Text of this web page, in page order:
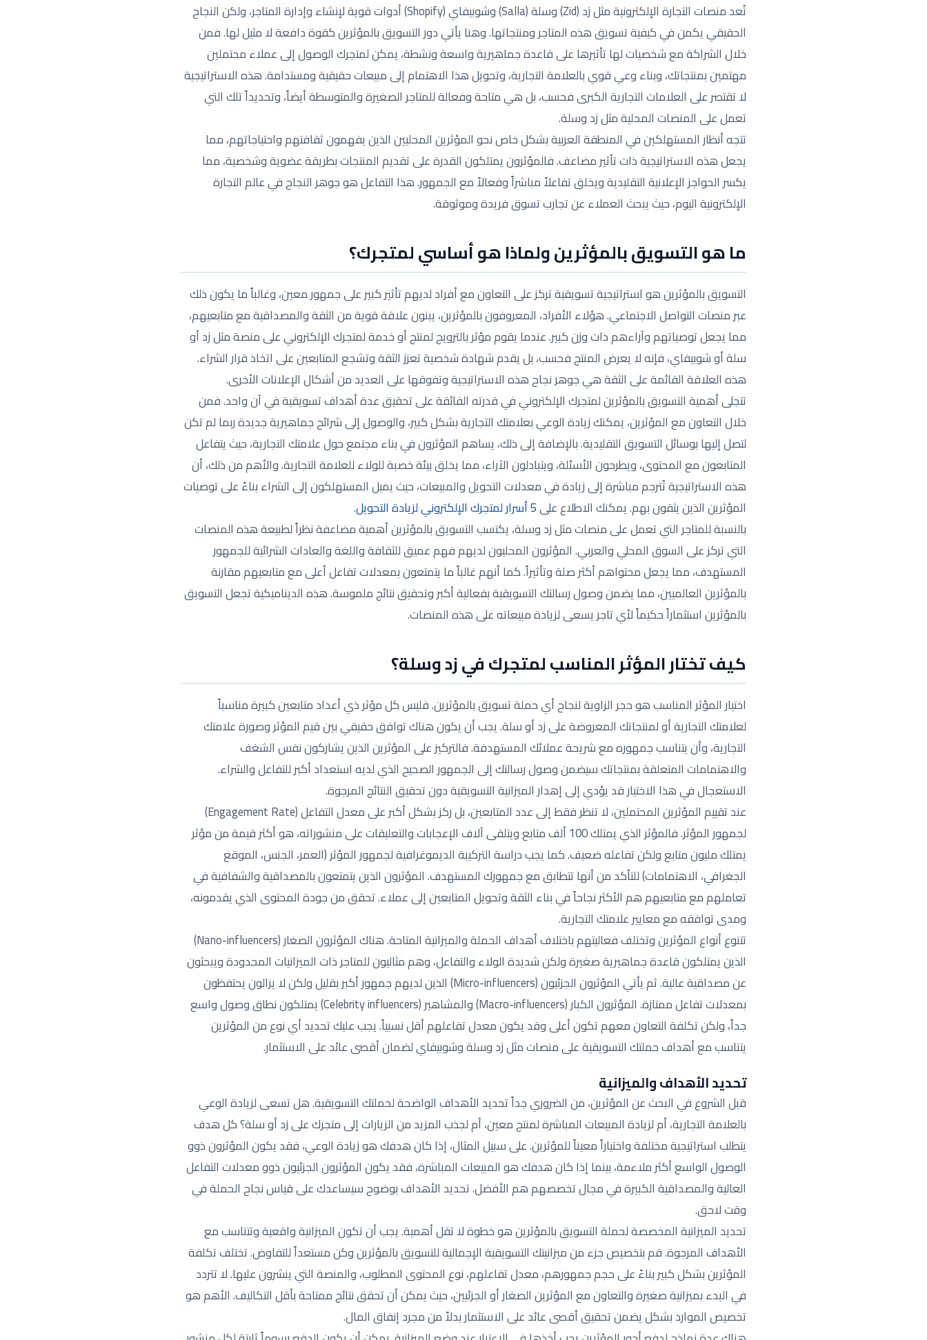
تُعد منصات التجارة الإلكترونية مثل زد (Zid) وسلة (Salla) وشوبيفاي (Shopify) أدوات قوية لإنشاء وإدارة المتاجر، ولكن النجاح
الحقيقي يكمن في كيفية تسويق هذه المتاجر ومنتجاتها. وهنا يأتي دور التسويق بالمؤثرين كقوة دافعة لا مثيل لها. فمن
خلال الشراكة مع شخصيات لها تأثيرها على قاعدة جماهيرية واسعة ونشطة، يمكن لمتجرك الوصول إلى عملاء محتملين
مهتمين بمنتجاتك، وبناء وعي قوي بالعلامة التجارية، وتحويل هذا الاهتمام إلى مبيعات حقيقية ومستدامة. هذه الاستراتيجية
لا تقتصر على العلامات التجارية الكبرى فحسب، بل هي متاحة وفعالة للمتاجر الصغيرة والمتوسطة أيضاً، وتحديداً تلك التي
تعمل على المنصات المحلية مثل زد وسلة.
تتجه أنظار المستهلكين في المنطقة العربية بشكل خاص نحو المؤثرين المحليين الذين يفهمون ثقافتهم واحتياجاتهم، مما
يجعل هذه الاستراتيجية ذات تأثير مضاعف. فالمؤثرون يمتلكون القدرة على تقديم المنتجات بطريقة عضوية وشخصية، مما
يكسر الحواجز الإعلانية التقليدية ويخلق تفاعلاً مباشراً وفعالاً مع الجمهور. هذا التفاعل هو جوهر النجاح في عالم التجارة
الإلكترونية اليوم، حيث يبحث العملاء عن تجارب تسوق فريدة وموثوقة.
ما هو التسويق بالمؤثرين ولماذا هو أساسي لمتجرك؟
التسويق بالمؤثرين هو استراتيجية تسويقية تركز على التعاون مع أفراد لديهم تأثير كبير على جمهور معين، وغالباً ما يكون ذلك
عبر منصات التواصل الاجتماعي. هؤلاء الأفراد، المعروفون بالمؤثرين، يبنون علاقة قوية من الثقة والمصداقية مع متابعيهم،
مما يجعل توصياتهم وآراءهم ذات وزن كبير. عندما يقوم مؤثر بالترويج لمنتج أو خدمة لمتجرك الإلكتروني على منصة مثل زد أو
سلة أو شوبيفاي، فإنه لا يعرض المنتج فحسب، بل يقدم شهادة شخصية تعزز الثقة وتشجع المتابعين على اتخاذ قرار الشراء.
هذه العلاقة القائمة على الثقة هي جوهر نجاح هذه الاستراتيجية وتفوقها على العديد من أشكال الإعلانات الأخرى.
تتجلى أهمية التسويق بالمؤثرين لمتجرك الإلكتروني في قدرته الفائقة على تحقيق عدة أهداف تسويقية في آن واحد. فمن
خلال التعاون مع المؤثرين، يمكنك زيادة الوعي بعلامتك التجارية بشكل كبير، والوصول إلى شرائح جماهيرية جديدة ربما لم تكن
لتصل إليها بوسائل التسويق التقليدية. بالإضافة إلى ذلك، يساهم المؤثرون في بناء مجتمع حول علامتك التجارية، حيث يتفاعل
المتابعون مع المحتوى، ويطرحون الأسئلة، ويتبادلون الآراء، مما يخلق بيئة خصبة للولاء للعلامة التجارية. والأهم من ذلك، أن
هذه الاستراتيجية تُترجم مباشرة إلى زيادة في معدلات التحويل والمبيعات، حيث يميل المستهلكون إلى الشراء بناءً على توصيات
المؤثرين الذين يثقون بهم. يمكنك الاطلاع على5 أسرار لمتجرك الإلكتروني لزيادة التحويل
.
بالنسبة للمتاجر التي تعمل على منصات مثل زد وسلة، يكتسب التسويق بالمؤثرين أهمية مضاعفة نظراً لطبيعة هذه المنصات
التي تركز على السوق المحلي والعربي. المؤثرون المحليون لديهم فهم عميق للثقافة واللغة والعادات الشرائية للجمهور
المستهدف، مما يجعل محتواهم أكثر صلة وتأثيراً. كما أنهم غالباً ما يتمتعون بمعدلات تفاعل أعلى مع متابعيهم مقارنة
بالمؤثرين العالميين، مما يضمن وصول رسالتك التسويقية بفعالية أكبر وتحقيق نتائج ملموسة. هذه الديناميكية تجعل التسويق
بالمؤثرين استثماراً حكيماً لأي تاجر يسعى لزيادة مبيعاته على هذه المنصات.
كيف تختار المؤثر المناسب لمتجرك في زد وسلة؟
اختيار المؤثر المناسب هو حجر الزاوية لنجاح أي حملة تسويق بالمؤثرين. فليس كل مؤثر ذي أعداد متابعين كبيرة مناسباً
لعلامتك التجارية أو لمنتجاتك المعروضة على زد أو سلة. يجب أن يكون هناك توافق حقيقي بين قيم المؤثر وصورة علامتك
التجارية، وأن يتناسب جمهوره مع شريحة عملائك المستهدفة. فالتركيز على المؤثرين الذين يشاركون نفس الشغف
والاهتمامات المتعلقة بمنتجاتك سيضمن وصول رسالتك إلى الجمهور الصحيح الذي لديه استعداد أكبر للتفاعل والشراء.
الاستعجال في هذا الاختيار قد يؤدي إلى إهدار الميزانية التسويقية دون تحقيق النتائج المرجوة.
عند تقييم المؤثرين المحتملين، لا تنظر فقط إلى عدد المتابعين، بل ركز بشكل أكبر على معدل التفاعل (Engagement Rate)
لجمهور المؤثر. فالمؤثر الذي يمتلك 100 ألف متابع ويتلقى آلاف الإعجابات والتعليقات على منشوراته، هو أكثر قيمة من مؤثر
يمتلك مليون متابع ولكن تفاعله ضعيف. كما يجب دراسة التركيبة الديموغرافية لجمهور المؤثر (العمر، الجنس، الموقع
الجغرافي، الاهتمامات) للتأكد من أنها تتطابق مع جمهورك المستهدف. المؤثرون الذين يتمتعون بالمصداقية والشفافية في
تعاملهم مع متابعيهم هم الأكثر نجاحاً في بناء الثقة وتحويل المتابعين إلى عملاء. تحقق من جودة المحتوى الذي يقدمونه،
ومدى توافقه مع معايير علامتك التجارية.
تتنوع أنواع المؤثرين وتختلف فعاليتهم باختلاف أهداف الحملة والميزانية المتاحة. هناك المؤثرون الصغار (Nano-influencers)
الذين يمتلكون قاعدة جماهيرية صغيرة ولكن شديدة الولاء والتفاعل، وهم مثاليون للمتاجر ذات الميزانيات المحدودة ويبحثون
عن مصداقية عالية. ثم يأتي المؤثرون الجزئيون (Micro-influencers) الذين لديهم جمهور أكبر بقليل ولكن لا يزالون يحتفظون
بمعدلات تفاعل ممتازة. المؤثرون الكبار (Macro-influencers) والمشاهير (Celebrity influencers) يمتلكون نطاق وصول واسع
جداً، ولكن تكلفة التعاون معهم تكون أعلى وقد يكون معدل تفاعلهم أقل نسبياً. يجب عليك تحديد أي نوع من المؤثرين
يتناسب مع أهداف حملتك التسويقية على منصات مثل زد وسلة وشوبيفاي لضمان أقصى عائد على الاستثمار.
تحديد الأهداف والميزانية
قبل الشروع في البحث عن المؤثرين، من الضروري جداً تحديد الأهداف الواضحة لحملتك التسويقية. هل تسعى لزيادة الوعي
بالعلامة التجارية، أم لزيادة المبيعات المباشرة لمنتج معين، أم لجذب المزيد من الزيارات إلى متجرك على زد أو سلة؟ كل هدف
يتطلب استراتيجية مختلفة واختياراً معيناً للمؤثرين. على سبيل المثال، إذا كان هدفك هو زيادة الوعي، فقد يكون المؤثرون ذوو
الوصول الواسع أكثر ملاءمة، بينما إذا كان هدفك هو المبيعات المباشرة، فقد يكون المؤثرون الجزئيون ذوو معدلات التفاعل
العالية والمصداقية الكبيرة في مجال تخصصهم هم الأفضل. تحديد الأهداف بوضوح سيساعدك على قياس نجاح الحملة في
وقت لاحق.
تحديد الميزانية المخصصة لحملة التسويق بالمؤثرين هو خطوة لا تقل أهمية. يجب أن تكون الميزانية واقعية وتتناسب مع
الأهداف المرجوة. قم بتخصيص جزء من ميزانيتك التسويقية الإجمالية للتسويق بالمؤثرين وكن مستعداً للتفاوض. تختلف تكلفة
المؤثرين بشكل كبير بناءً على حجم جمهورهم، معدل تفاعلهم، نوع المحتوى المطلوب، والمنصة التي ينشرون عليها. لا تتردد
في البدء بميزانية صغيرة والتعاون مع المؤثرين الصغار أو الجزئيين، حيث يمكن أن تحقق نتائج ممتاحة بأقل التكاليف. الأهم هو
تخصيص الموارد بشكل يضمن تحقيق أقصى عائد على الاستثمار بدلاً من مجرد إنفاق المال.